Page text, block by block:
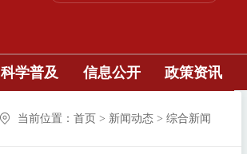
科学普及 信息公开 政策资讯
当前位置：首页 > 新闻动态 > 综合新闻